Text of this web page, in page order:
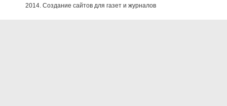
2014. Создание сайтов для газет и журналов